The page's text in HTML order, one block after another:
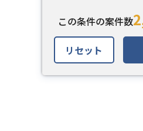
この条件の案件数
リセット